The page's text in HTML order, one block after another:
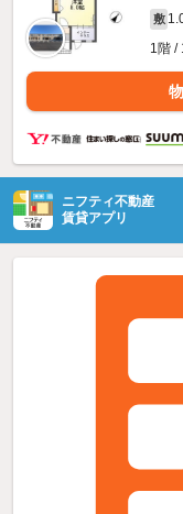
敷
1階 /
ニフティ不動産
賃貸アプリ